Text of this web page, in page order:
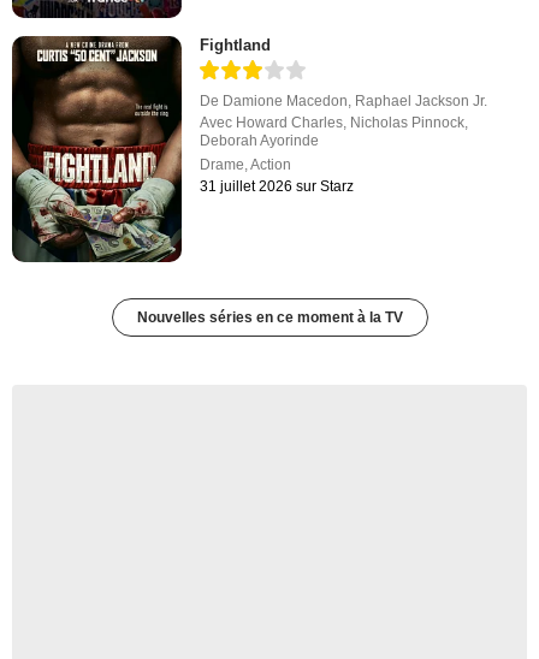
Fightland
De Damione Macedon, Raphael Jackson Jr.
Avec Howard Charles, Nicholas Pinnock,
Deborah Ayorinde
Drame,Action
31 juillet 2026 sur Starz
Nouvelles séries en ce moment à la TV